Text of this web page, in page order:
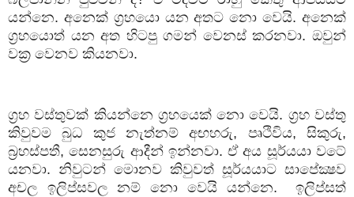
යන්නෙ. අනෙක් ග්‍රහයො යන අතට නො වෙයි. අනෙක්
ග්‍රහයොත් යන අත හිටපු ගමන් වෙනස් කරනවා. ඔවුන්
වක්‍ර වෙනව කියනවා.
ග්‍රහ වස්තුවක් කියන්නෙ ග්‍රහයෙක් නො වෙයි. ග්‍රහ වස්තු
කිවුවම බුධ කුජ නැත්නම් අඟහරු, පෘථිවිය,සිකුරු,
බ්‍රහස්පතී,සෙනසුරු ආදීන් ඉන්නවා. ඒ අය සූර්යයා වටේ
යනවා. නිවුටන් මොනව කිවුවත් සූර්යයාට සාපේක්‍ෂව
අචල ඉලිප්සවල නම් නො වෙයි යන්නෙ.
ඉලිප්සත්